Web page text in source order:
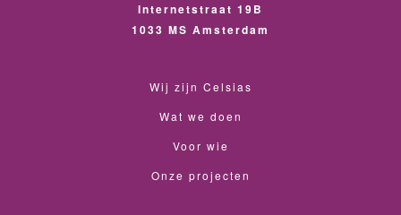
Internetstraat 19B
1033 MS Amsterdam
Wij zijn Celsias
Wat we doen
Voor wie
Onze projecten